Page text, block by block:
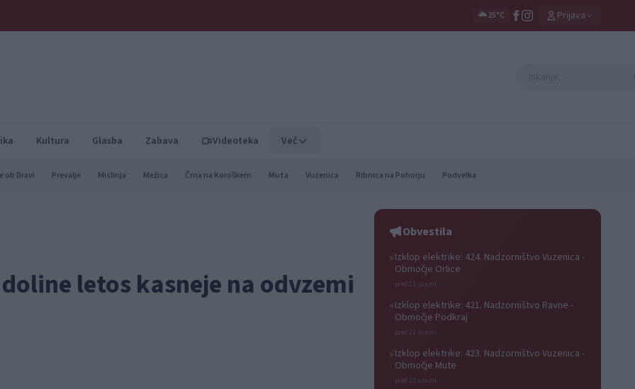
🌥️25°C Prijava
Kultura Glasba Zabava Videoteka Več
ob Dravi Prevalje Mislinja Mežica Črna na Koroškem Muta Vuzenica Ribnica na Pohorju Podvelka
letos kasneje na odvzemi
Obvestila
⚡Izklop elektrike: 424. Nadzorništvo Vuzenica -
Območje Orlice
pred 21 urami
⚡Izklop elektrike: 421. Nadzorništvo Ravne -
Območje Podkraj
pred 21 urami
⚡Izklop elektrike: 423. Nadzorništvo Vuzenica -
Območje Mute
pred 21 urami